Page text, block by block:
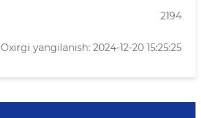
2194
Oxirgi yangilanish: 2024-12-20 15:25:25